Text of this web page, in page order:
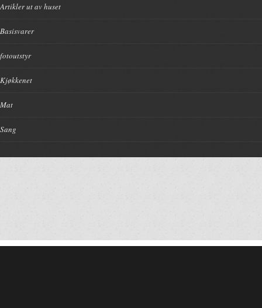
Artikler ut av huset
Basisvarer
fotoutstyr
Kjøkkenet
Mat
Sang